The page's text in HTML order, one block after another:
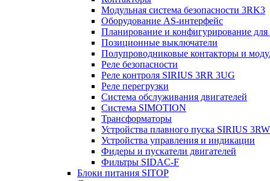
Модульная система безопасности 3RK3
Оборудование AS-интерфейс
Планирование и конфигурирование
Позиционные выключатели
Полупроводниковые контакторы и
Реле безопасности
Реле контроля SIRIUS 3RR 3UG
Реле перегрузки
Сиcтема обслуживания двигателей
Система SIMOTION
Трансформаторы
Устройства плавного пуска SIRIUS 3RW
Устройства управления и индикации
Фидеры и пускатели двигателей
Фильтры SIDAC-F
Блоки питания SITOP